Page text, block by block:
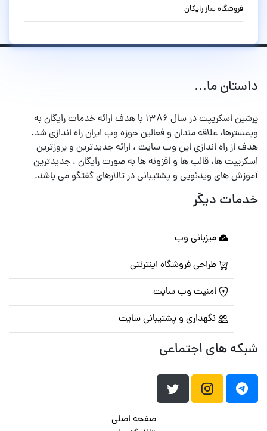
فروشگاه ساز رایگان
داستان ما...
پرشین اسکریپت در سال ۱۳۸۶ با هدف ارائه خدمات رایگان به
وبمسترها، علاقه مندان و فعالین حوزه وب ایران راه اندازی شد.
هدف از راه اندازی این وب سایت ، ارائه جدیدترین و بروزترین
اسکریپت ها، قالب ها و افزونه ها به صورت رایگان ، جدیدترین
آموزش های ویدئویی و پشتیبانی در تالارهای گفتگو می باشد.
خدمات دیگر
میزبانی وب
طراحی فروشگاه اینترنتی
امنیت وب سایت
نگهداری و پشتیبانی سایت
شبکه های اجتماعی
صفحه اصلی